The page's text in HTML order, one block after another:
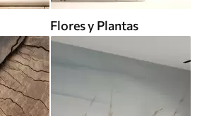
Flores y Plantas